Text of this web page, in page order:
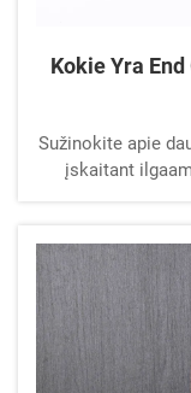
Kokie Yra
Sužinokite apie
įskaitant